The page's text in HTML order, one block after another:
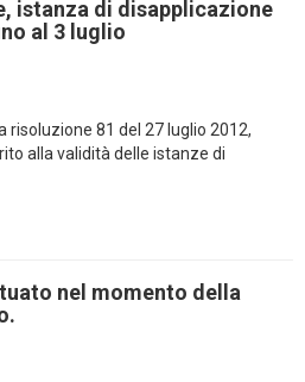
istanza di disapplicazione
al 3 luglio
risoluzione 81 del 27 luglio 2012,
alla validità delle istanze di
nel momento della